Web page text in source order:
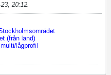
20:12
(från land)
lågprofil